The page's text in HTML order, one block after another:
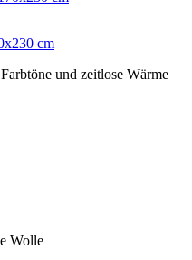
cm
und zeitlose Wärme
Wolle